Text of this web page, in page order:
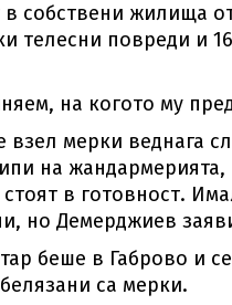
собствени жилища
телесни повреди и
на когото му
взел мерки веднага
на
в готовност.
но Демерджиев
беше в Габрово и
са мерки.